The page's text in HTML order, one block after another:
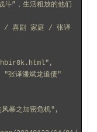
斗”，生活粗放的他们
"张译潘斌龙追债"
"反贪风暴之加密危机",